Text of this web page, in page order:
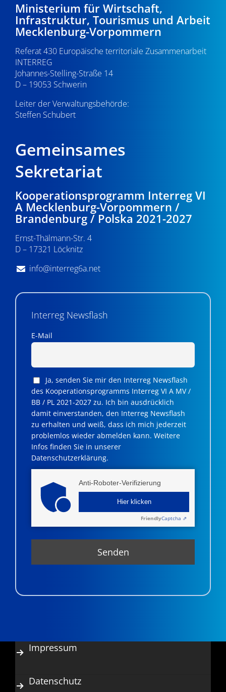
Ministerium für Wirtschaft,
Infrastruktur, Tourismus und Arbeit
Mecklenburg-Vorpommern
Referat 430 Europäische territoriale Zusammenarbeit
INTERREG
Johannes-Stelling-Straße 14
D – 19053 Schwerin
Leiter der Verwaltungsbehörde:
Steffen Schubert
Gemeinsames
Sekretariat
Kooperationsprogramm Interreg VI
A Mecklenburg-Vorpommern /
Brandenburg / Polska 2021-2027
Ernst-Thälmann-Str. 4
D – 17321 Löcknitz
info@interreg6a.net
Interreg Newsflash
E-Mail
Ja, senden Sie mir den Interreg Newsflash
des Kooperationsprogramms Interreg VI A MV /
BB / PL 2021-2027 zu. Ich bin ausdrücklich
damit einverstanden, den Interreg Newsflash
zu erhalten und weiß, dass ich mich jederzeit
problemlos wieder abmelden kann. Weitere
Infos finden Sie in unserer
Datenschutzerklärung.
Anti-Roboter-Verifizierung
Hier klicken
FriendlyCaptcha ⇗
Impressum
Datenschutz